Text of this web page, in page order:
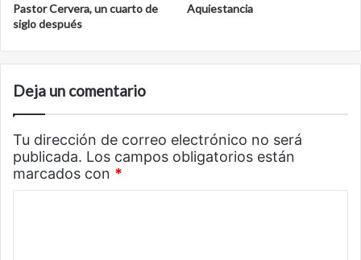
Pastor Cervera, un cuarto de
siglo después
Aquiestancia
Deja un comentario
Tu dirección de correo electrónico no será
publicada. Los campos obligatorios están
marcados con *